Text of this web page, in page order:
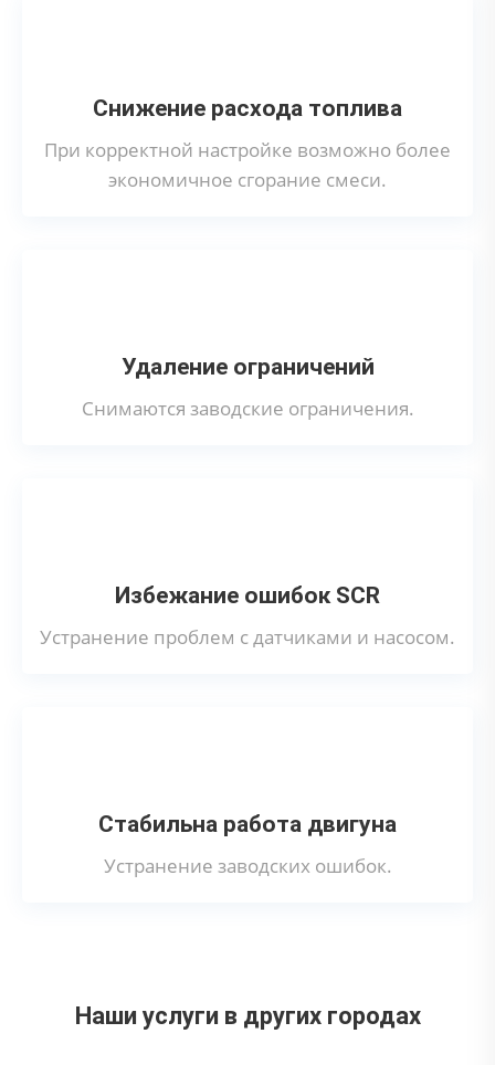
Снижение расхода топлива
При корректной настройке возможно более
экономичное сгорание смеси.
Удаление ограничений
Снимаются заводские ограничения.
Избежание ошибок SCR
Устранение проблем с датчиками и насосом.
Стабильна работа двигуна
Устранение заводских ошибок.
Наши услуги в других городах